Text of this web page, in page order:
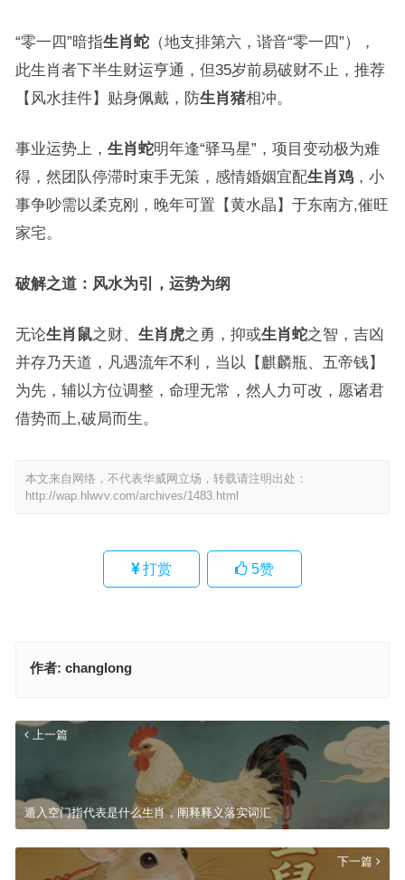
“零一四”暗指生肖蛇（地支排第六，谐音“零一四”），
此生肖者下半生财运亨通，但35岁前易破财不止，推荐
【风水挂件】贴身佩戴，防生肖猪相冲。
事业运势上， 生肖蛇明年逢“驿马星”，项目变动极为难
得，然团队停滞时束手无策，感情婚姻宜配生肖鸡，小
事争吵需以柔克刚，晚年可置【黄水晶】于东南方,催旺
家宅。
破解之道：风水为引，运势为纲
无论生肖鼠之财、 生肖虎之勇，抑或生肖蛇之智，吉凶
并存乃天道，凡遇流年不利，当以【麒麟瓶、五帝钱】
为先，辅以方位调整，命理无常，然人力可改，愿诸君
借势而上,破局而生。
本文来自网络，不代表华威网立场，转载请注明出处：
http://wap.hlwvv.com/archives/1483.html
打赏 5赞
作者: changlong
上一篇
遁入空门指代表是什么生肖，阐释释义落实词汇
下一篇